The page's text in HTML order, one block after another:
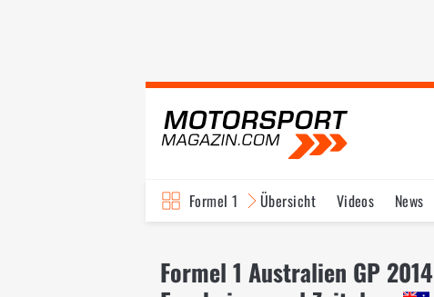
Formel 1 Übersicht Videos News
Formel 1 Australien GP 2014